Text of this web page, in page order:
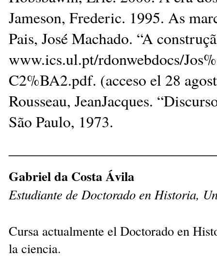
Jameson, Frederic. 1995. As
Pais, José Machado. “A
www.ics.ul.pt/rdonwebdocs/
C2%BA2.pdf. (acceso el 28
Rousseau, JeanJacques.
São Paulo, 1973.
Gabriel da Costa Ávila
Estudiante de Doctorado en Historia,
Cursa actualmente el Doctorado en
la ciencia.